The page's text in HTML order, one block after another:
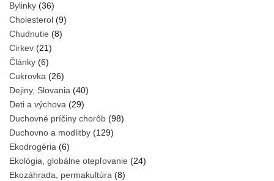
Bylinky (36)
Cholesterol (9)
Chudnutie (8)
Cirkev (21)
Články (6)
Cukrovka (26)
Dejiny, Slovania (40)
Deti a výchova (29)
Duchovné príčiny chorôb (98)
Duchovno a modlitby (129)
Ekodrogéria (6)
Ekológia, globálne otepľovanie (24)
Ekozáhrada, permakultúra (8)